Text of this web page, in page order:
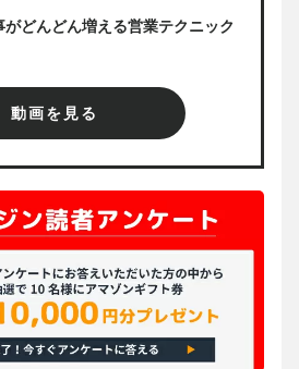
がどんどん増える営業テクニック
動画を見る